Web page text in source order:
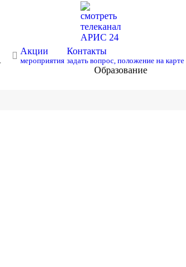
смотреть
телеканал
АРИС 24
Акции
мероприятия
Контакты
задать вопрос, положение на карте
Образование